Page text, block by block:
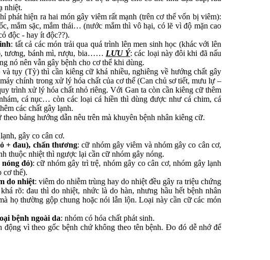
nhiệt.
phát hiện ra hai món gây viêm rất mạnh (trên cơ thể vốn bị viêm):
mắm sặc, mắm thái… (nước mắm thì vô hại, có lẽ vì độ mặn cao
độc - hay ít độc??).
: tất cả các món trải qua quá trình lên men sinh học (khác với lên
tương, bánh mì, rượu, bia…… LƯU Ý: các loại này đôi khi đã nấu
nó nên vẫn gây bệnh cho cơ thể khi dùng.
tụy (Tỳ) thì cần kiêng cữ khá nhiều, nghiêng về hướng chất gây
chính trong xử lý hóa chất của cơ thể (Can chủ sơ tiết, mưu lự –
trình xử lý hóa chất nhỏ riêng. Với Gan ta còn cần kiêng cữ thêm
cá nục… còn các loại cá hiền thì dùng được như cá chim, cá
các chất gây lạnh.
bảng hướng dẫn nêu trên mà khuyên bệnh nhân kiêng cữ.
gây co cân cơ.
+ đau), chấn thương: cữ nhóm gây viêm và nhóm gây co cân cơ,
thuộc nhiệt thì ngược lại cần cữ nhóm gây nóng.
đỏ): cữ nhóm gây trì trệ, nhóm gây co cân cơ, nhóm gây lạnh
cơ thể).
do nhiệt: viêm do nhiễm trùng hay do nhiệt đều gây ra triệu chứng
rõ: đau thì do nhiệt, nhức là do hàn, nhưng hầu hết bệnh nhân
họ thường gộp chung hoặc nói lẫn lộn. Loại này cần cữ các món
bệnh ngoài da: nhóm có hóa chất phát sinh.
vì theo gốc bệnh chứ không theo tên bệnh. Đo đó dễ nhớ để